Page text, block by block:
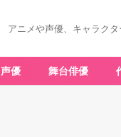
アニメや声優、キャラク
声優 舞台俳優